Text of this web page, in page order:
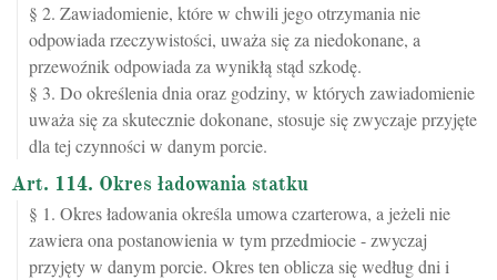
§ 2. Zawiadomienie, które w chwili jego otrzymania nie
odpowiada rzeczywistości, uważa się za niedokonane, a
przewoźnik odpowiada za wynikłą stąd szkodę.
§ 3. Do określenia dnia oraz godziny, w których zawiadomienie
uważa się za skutecznie dokonane, stosuje się zwyczaje przyjęte
dla tej czynności w danym porcie.
Art. 114. Okres ładowania statku
§ 1. Okres ładowania określa umowa czarterowa, a jeżeli nie
zawiera ona postanowienia w tym przedmiocie - zwyczaj
przyjęty w danym porcie. Okres ten oblicza się według dni i